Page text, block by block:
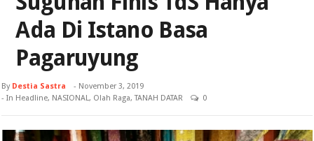
Ada Di Istano Basa
Pagaruyung
By Destia Sastra - November 3, 2019
- In Headline, NASIONAL, Olah Raga,TANAH DATAR 0